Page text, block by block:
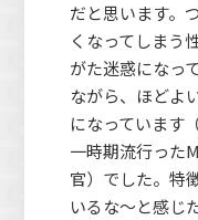
だと思います。
くなってしまう
がた迷惑になっ
ながら、ほどよ
になっています（
一時期流行った
官）でした。特
いるな～と感じ